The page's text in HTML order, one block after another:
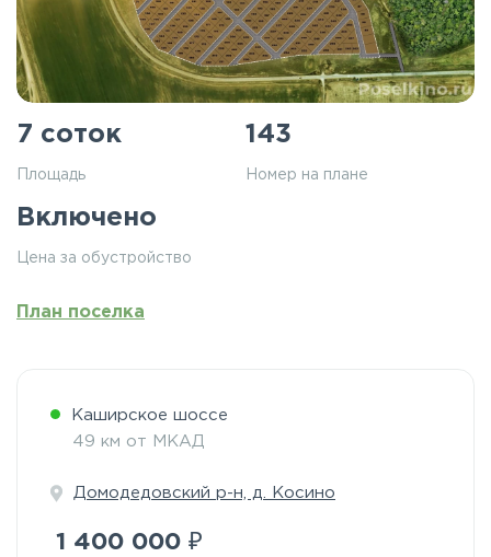
7 соток
Площадь
143
Номер на плане
Включено
Цена за обустройство
План поселка
Каширское шоссе
49 км от МКАД
Домодедовский р-н, д. Косино
1 400 000 ₽